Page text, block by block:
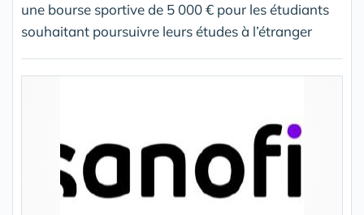
une bourse sportive de 5 000 € pour les étudiants
souhaitant poursuivre leurs études à l’étranger